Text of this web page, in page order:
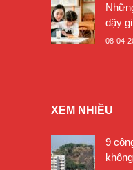
dậy
08-04-
XEM NHIỀU
9